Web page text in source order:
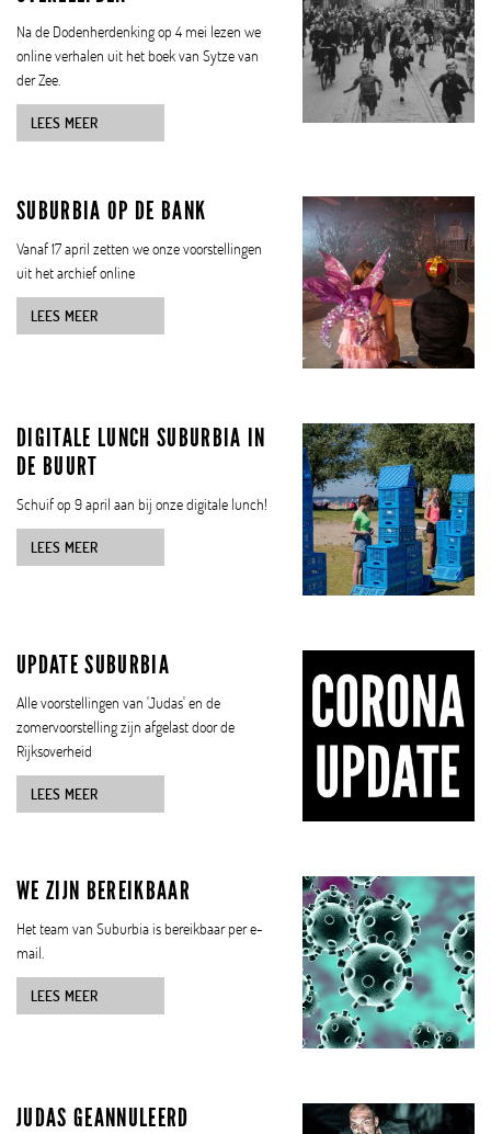
Na de Dodenherdenking op 4 mei lezen we
online verhalen uit het boek van Sytze van
der Zee.
LEES MEER
SUBURBIA OP DE BANK
Vanaf 17 april zetten we onze voorstellingen
uit het archief online
LEES MEER
DIGITALE LUNCH SUBURBIA IN
DE BUURT
Schuif op 9 april aan bij onze digitale lunch!
LEES MEER
UPDATE SUBURBIA
Alle voorstellingen van 'Judas' en de
zomervoorstelling zijn afgelast door de
Rijksoverheid
LEES MEER
WE ZIJN BEREIKBAAR
Het team van Suburbia is bereikbaar per e-
mail.
LEES MEER
JUDAS GEANNULEERD